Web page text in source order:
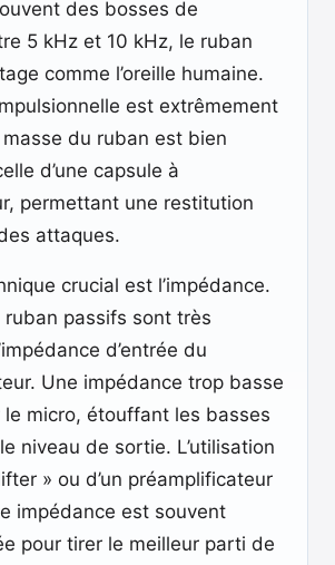
des bosses de
5 kHz et 10 kHz, le ruban
comme l’oreille humaine.
est extrêmement
du ruban est bien
d’une capsule à
permettant une restitution
attaques.
crucial est l’impédance.
ruban passifs sont très
d’entrée du
Une impédance trop basse
le micro, étouffant les basses
niveau de sortie. L’utilisation
» ou d’un préamplificateur
impédance est souvent
pour tirer le meilleur parti de